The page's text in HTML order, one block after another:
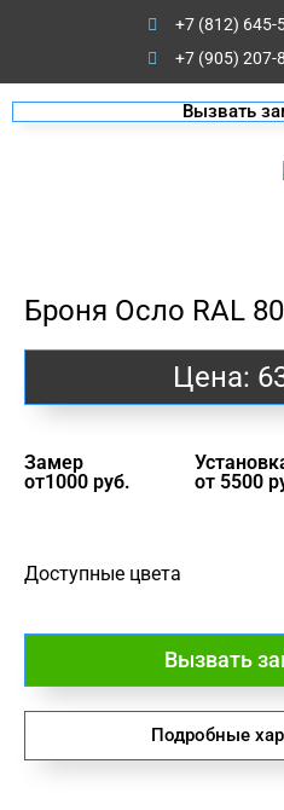
+7 (812) 645-
+7 (905) 207-
Вызвать
Броня Осло RAL
Цена:
Замер
от1000 руб.
от 5500
Доступные цвета
Вызвать
Подробные